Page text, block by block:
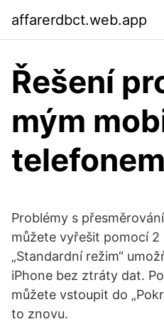
affarerdbct.web.app
Řešení
mým
Problémy s
můžete vyřešit pomocí 2
„Standardní režim“
iPhone bez ztráty dat.
můžete vstoupit do
to znovu.